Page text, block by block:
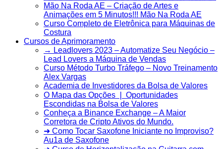
Mão Na Roda AE – Criação de Artes e
Animações em 5 Minutos!!! Mão Na Roda AE
Curso Completo de Eletrônica para Máquinas de
Costura
Cursos de Aprimoramento
→ Leadlovers 2023 – Automatize Seu Negócio –
Lead Lovers a Máquina de Vendas
Curso Método Turbo Tráfego – Novo Treinamento
Alex Vargas
Academia de Investidores da Bolsa de Valores
O Mapa das Opções ❘ Oportunidades
Escondidas na Bolsa de Valores
Conheça a Binance Exchange – A Maior
Corretora de Cripto Ativos do Mundo.
➜ Como Tocar Saxofone Iniciante no Improviso?
Au1a de Saxofone